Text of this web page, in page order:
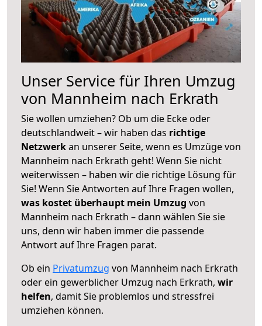
Unser Service für Ihren Umzug
von Mannheim nach Erkrath
Sie wollen umziehen? Ob um die Ecke oder
deutschlandweit – wir haben das richtige
Netzwerkan unserer Seite, wenn es Umzüge von
Mannheim nach Erkrath geht! Wenn Sie nicht
weiterwissen – haben wir die richtige Lösung für
Sie! Wenn Sie Antworten auf Ihre Fragen wollen,
was kostet überhaupt mein Umzug von
Mannheim nach Erkrath – dann wählen Sie sie
uns, denn wir haben immer die passende
Antwort auf Ihre Fragen parat.
Ob ein Privatumzug von Mannheim nach Erkrath
oder ein gewerblicher Umzug nach Erkrath, wir
helfen, damit Sie problemlos und stressfrei
umziehen können.